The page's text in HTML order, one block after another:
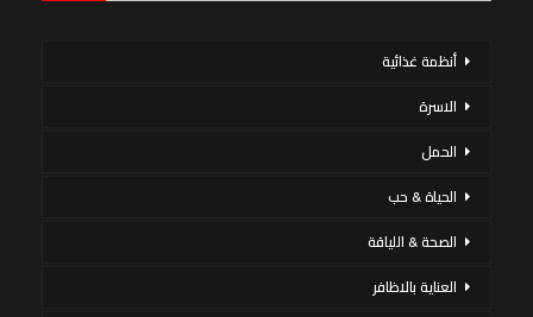
أنظمة غذائية
الاسرة
الحمل
الحياة & حب
الصحة & اللياقة
العناية بالاظافر